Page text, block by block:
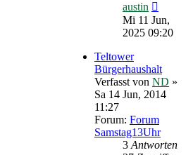
austin
Beitrag
Mi 11 Jun,
2025 09:20
Teltower
Bürgerhaushalt
Verfasst von ND »
Sa 14 Jun, 2014
11:27
Forum: Forum
Samstag13Uhr
3 Antworten